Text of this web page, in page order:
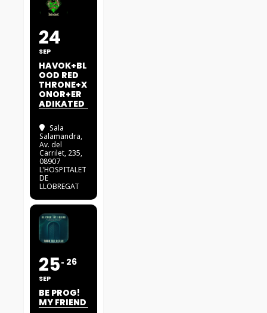
24
SEP
HAVOK+BL
OOD RED
THRONE+X
ONOR+ER
ADIKATED
Sala
Salamandra,
Av. del
Carrilet, 235,
08907
L'HOSPITALET
DE
LLOBREGAT
25
SEP
26
BE PROG!
MY FRIEND